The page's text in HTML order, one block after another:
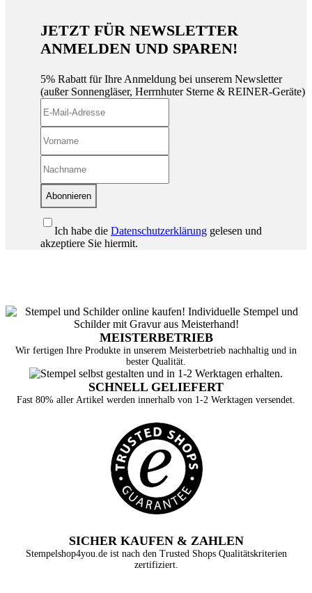
JETZT FÜR NEWSLETTER
ANMELDEN UND SPAREN!
5% Rabatt für Ihre Anmeldung bei unserem Newsletter
(außer Sonnengläser, Herrnhuter Sterne & REINER-Geräte)
Abonnieren
Ich habe die Datenschutzerklärung gelesen und
akzeptiere Sie hiermit.
MEISTERBETRIEB
Wir fertigen Ihre Produkte in unserem Meisterbetrieb nachhaltig und in
bester Qualität.
SCHNELL GELIEFERT
Fast 80% aller Artikel werden innerhalb von 1-2 Werktagen versendet.
SICHER KAUFEN & ZAHLEN
Stempelshop4you.de ist nach den Trusted Shops Qualitätskriterien
zertifiziert.